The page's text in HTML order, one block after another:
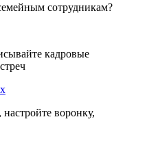
сотрудникам?
кадровые
воронку,